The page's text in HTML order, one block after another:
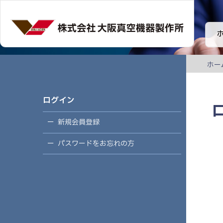
ホー
ログイン
新規会員登録
パスワードをお忘れの方